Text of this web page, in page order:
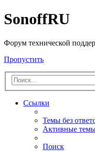
SonoffRU
Форум технической
Пропустить
Ссылки
Темы без
Активные
Поиск